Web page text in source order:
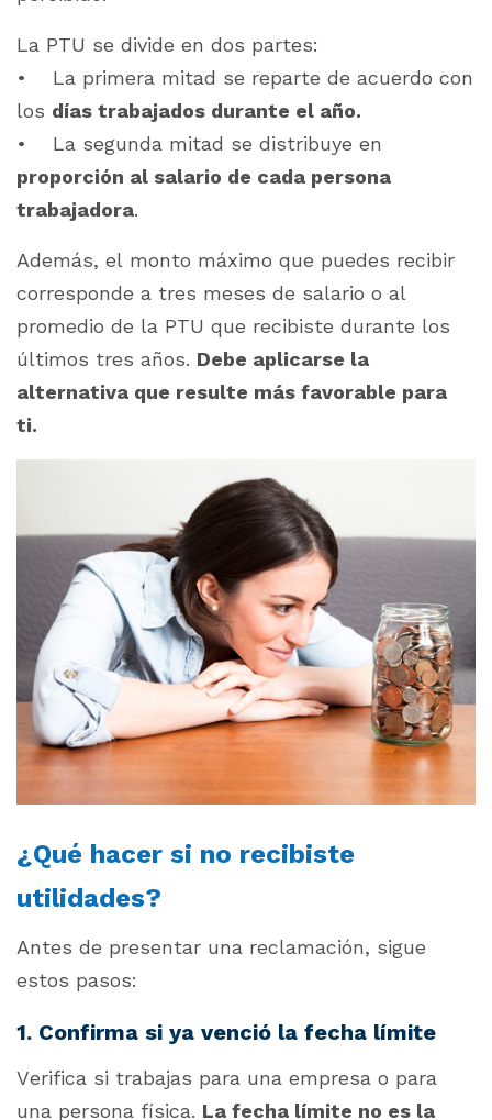
La PTU se divide en dos partes:
• La primera mitad se reparte de acuerdo con
los días trabajados durante el año.
• La segunda mitad se distribuye en
proporción al salario de cada persona
trabajadora.
Además, el monto máximo que puedes recibir
corresponde a tres meses de salario o al
promedio de la PTU que recibiste durante los
últimos tres años. Debe aplicarse la
alternativa que resulte más favorable para
ti.
¿Qué hacer si no recibiste
utilidades?
Antes de presentar una reclamación, sigue
estos pasos:
1. Confirma si ya venció la fecha límite
Verifica si trabajas para una empresa o para
una persona física. La fecha límite no es la